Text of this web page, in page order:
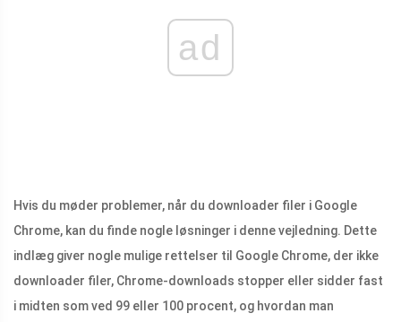
ad
Hvis du møder problemer, når du downloader filer i Google
Chrome, kan du finde nogle løsninger i denne vejledning. Dette
indlæg giver nogle mulige rettelser til Google Chrome, der ikke
downloader filer, Chrome-downloads stopper eller sidder fast
i midten som ved 99 eller 100 procent, og hvordan man